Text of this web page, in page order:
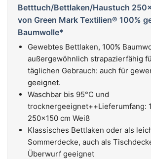
Betttuch/Bettlaken/Haustuch
von Green Mark Textilien® 100%
Baumwolle*
Gewebtes Bettlaken, 100%
außergewöhnlich strapazierfähig
täglichen Gebrauch: auch für
geeignet.
Waschbar bis 95°C und
trocknergeeignet++Lieferumfang:
250x150 cm Weiß
Klassisches Bettlaken oder als
Sommerdecke, auch als
Überwurf geeignet